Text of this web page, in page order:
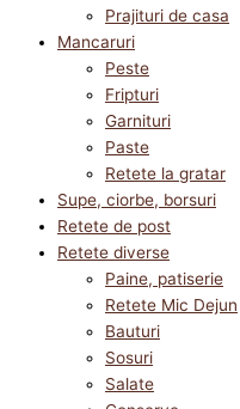
Prajituri de casa
Mancaruri
Peste
Fripturi
Garnituri
Paste
Retete la gratar
Supe, ciorbe, borsuri
Retete de post
Retete diverse
Paine, patiserie
Retete Mic Dejun
Bauturi
Sosuri
Salate